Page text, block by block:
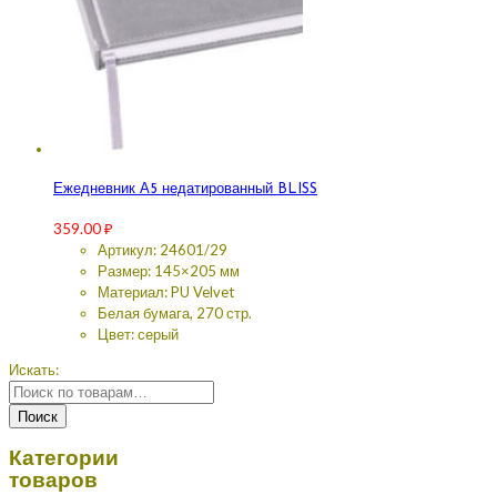
Ежедневник А5 недатированный BLISS
359.00₽
Артикул: 24601/29
Размер: 145×205 мм
Материал: PU Velvet
Белая бумага, 270 стр.
Цвет: серый
Искать:
Поиск
Категории
товаров